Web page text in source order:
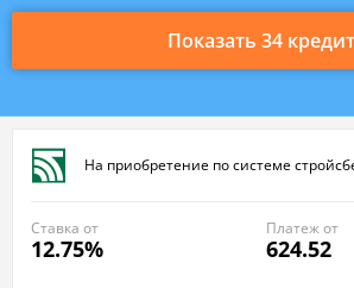
Показать 34
На приобретение по системе
12.75%
Ставка от
624.52
Платеж от